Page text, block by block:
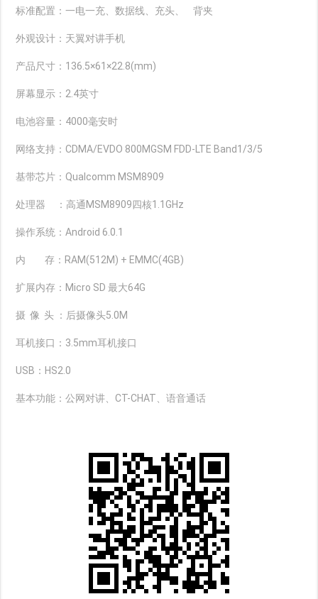
标准配置：一电一充、数据线、充头、 背夹
外观设计：天翼对讲手机
产品尺寸：136.5×61×22.8(mm)
屏幕显示：2.4英寸
电池容量：4000毫安时
网络支持：CDMA/EVDO 800MGSM FDD- LTE Band1/3/5
基带芯片：Qualcomm MSM8909
处理器 ：高通MSM8909四核1.1GHz
操作系统：Android 6.0.1
内 存：RAM(512M) + EMMC(4GB)
扩展内存：Micro SD 最大64G
摄 像 头 ：后摄像头5.0M
耳机接口：3.5mm耳机接口
USB：HS2.0
基本功能：公网对讲、CT-CHAT、语音通话